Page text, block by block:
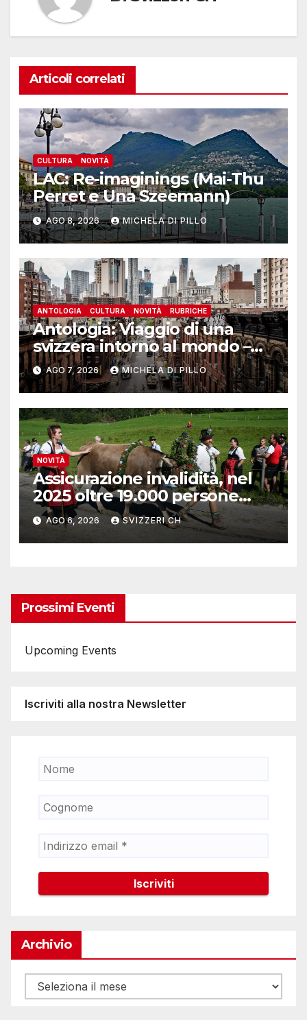
Articoli correlati
CULTURA NOVITÀ
LAC: Re-imaginings (Mai-Thu
Perret e Una Szeemann)
AGO 8, 2026 MICHELA DI PILLO
ANTOLOGIA CULTURA NOVITÀ RUBRICHE
Antologia: Viaggio di una
svizzera intorno al mondo –
Yosemite
AGO 7, 2026 MICHELA DI PILLO
NOVITÀ
Assicurazione invalidità, nel
2025 oltre 19.000 persone
reinserite nel mercato del
lavoro
AGO 6, 2026 SVIZZERI CH
Prossimi Eventi
Upcoming Events
Iscriviti alla nostra Newsletter
Archivio
Archivio